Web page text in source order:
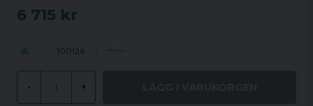
6 715 kr
100126
- +